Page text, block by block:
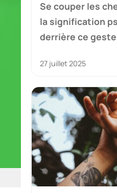
Se couper les
la signification
derrière ce
27 juillet 2025